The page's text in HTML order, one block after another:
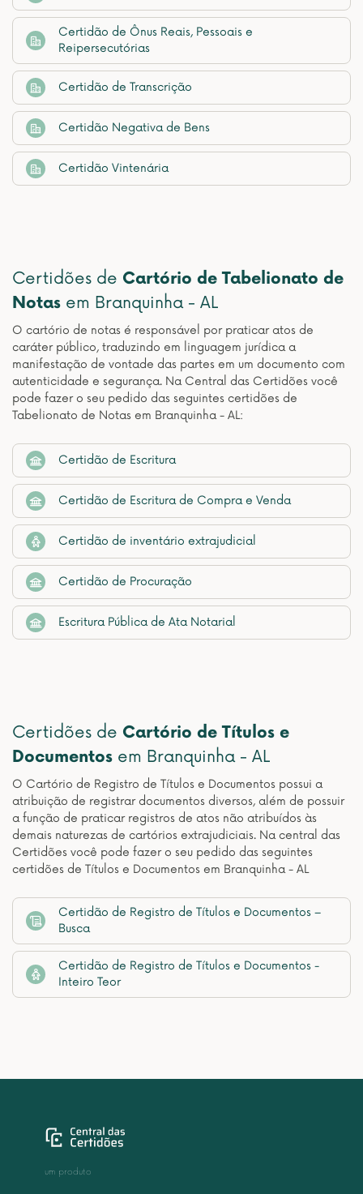
Certidão de Ônus Reais, Pessoais e
Reipersecutórias
Certidão de Transcrição
Certidão Negativa de Bens
Certidão Vintenária
Certidões de Cartório de Tabelionato de
Notas em Branquinha - AL
O cartório de notas é responsável por praticar atos de
caráter público, traduzindo em linguagem jurídica a
manifestação de vontade das partes em um documento com
autenticidade e segurança. Na Central das Certidões você
pode fazer o seu pedido das seguintes certidões de
Tabelionato de Notas em Branquinha - AL:
Certidão de Escritura
Certidão de Escritura de Compra e Venda
Certidão de inventário extrajudicial
Certidão de Procuração
Escritura Pública de Ata Notarial
Certidões de Cartório de Títulos e
Documentos em Branquinha - AL
O Cartório de Registro de Títulos e Documentos possui a
atribuição de registrar documentos diversos, além de possuir
a função de praticar registros de atos não atribuídos às
demais naturezas de cartórios extrajudiciais. Na central das
Certidões você pode fazer o seu pedido das seguintes
certidões de Títulos e Documentos em Branquinha - AL
Certidão de Registro de Títulos e Documentos –
Busca
Certidão de Registro de Títulos e Documentos -
Inteiro Teor
um produto